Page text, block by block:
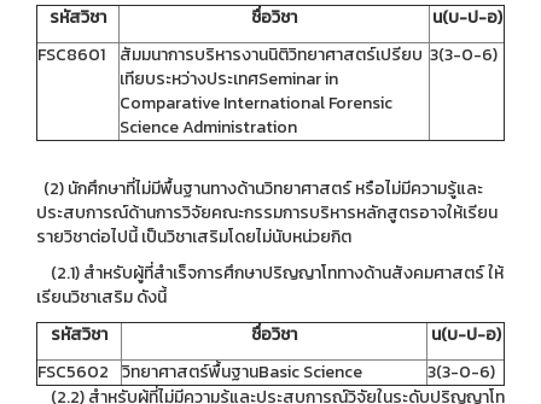
รหัสวิชา
ชื่อวิชา
น(บ-ป-อ)
FSC8601
สัมมนาการบริหารงานนิติวิทยาศาสตร์เปรียบ
เทียบระหว่างประเทศSeminar in
Comparative International Forensic
Science Administration
3(3-0-6)
(2) นักศึกษาที่ไม่มีพื้นฐานทางด้านวิทยาศาสตร์ หรือไม่มีความรู้และ
ประสบการณ์ด้านการวิจัยคณะกรรมการบริหารหลักสูตรอาจให้เรียน
รายวิชาต่อไปนี้ เป็นวิชาเสริมโดยไม่นับหน่วยกิต
(2.1) สำหรับผู้ที่สำเร็จการศึกษาปริญญาโททางด้านสังคมศาสตร์ ให้
เรียนวิชาเสริม ดังนี้
รหัสวิชา
ชื่อวิชา
น(บ-ป-อ)
FSC5602 วิทยาศาสตร์พื้นฐานBasic Science
3(3-0-6)
(2.2) สำหรับผู้ที่ไม่มีความรู้และประสบการณ์วิจัยในระดับปริญญาโท